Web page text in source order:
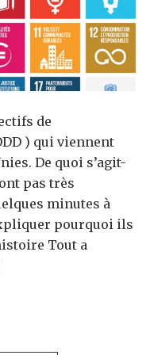
de
) qui viennent
De quoi s’agit-
pas très
minutes à
pourquoi ils
Tout a